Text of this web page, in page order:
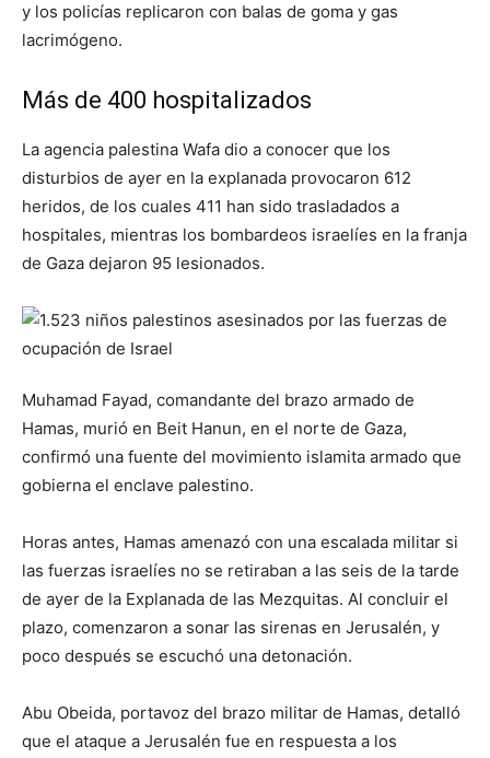
y los policías replicaron con balas de goma y gas
lacrimógeno.
Más de 400 hospitalizados
La agencia palestina Wafa dio a conocer que los
disturbios de ayer en la explanada provocaron 612
heridos, de los cuales 411 han sido trasladados a
hospitales, mientras los bombardeos israelíes en la franja
de Gaza dejaron 95 lesionados.
Muhamad Fayad, comandante del brazo armado de
Hamas, murió en Beit Hanun, en el norte de Gaza,
confirmó una fuente del movimiento islamita armado que
gobierna el enclave palestino.
Horas antes, Hamas amenazó con una escalada militar si
las fuerzas israelíes no se retiraban a las seis de la tarde
de ayer de la Explanada de las Mezquitas. Al concluir el
plazo, comenzaron a sonar las sirenas en Jerusalén, y
poco después se escuchó una detonación.
Abu Obeida, portavoz del brazo militar de Hamas, detalló
que el ataque a Jerusalén fue en respuesta a los